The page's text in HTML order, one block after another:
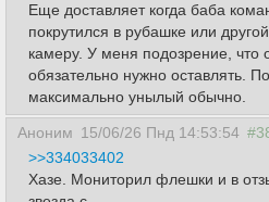
Еще доставляет когда баба
покрутился в рубашке или
камеру. У меня подозрение, что
обязательно нужно оставлять.
максимально унылый обычно.
Аноним 15/06/26 Пнд 14:53:54
>>334033402
Хазе. Мониторил флешки и в